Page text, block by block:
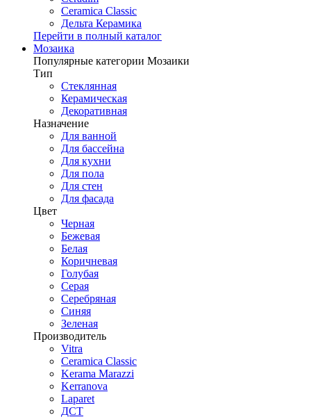
Ceramica Classic
Дельта Керамика
Перейти в полный каталог
Мозаика
Популярные категории Мозаики
Тип
Стеклянная
Керамическая
Декоративная
Назначение
Для ванной
Для бассейна
Для кухни
Для пола
Для стен
Для фасада
Цвет
Черная
Бежевая
Белая
Коричневая
Голубая
Серая
Серебряная
Синяя
Зеленая
Производитель
Vitra
Ceramica Classic
Kerama Marazzi
Kerranova
Laparet
ДСТ